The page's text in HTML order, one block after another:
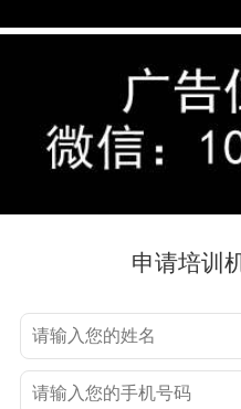
申请培训